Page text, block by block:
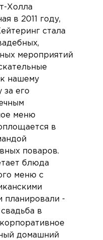
Холла
в 2011 году,
стала
мероприятий
нашему
за его
меню
в
поваров.
блюда
меню с
планировали -
в
домашний